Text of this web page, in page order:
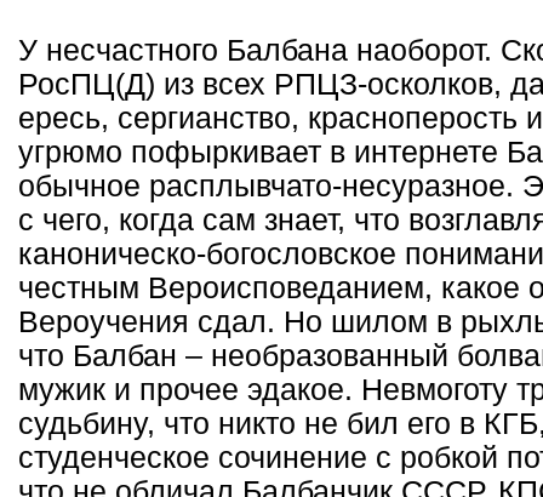
У несчастного Балбана наоборот.
РосПЦ(Д) из всех РПЦЗ-осколков,
ересь, сергианство, красноперость
угрюмо пофыркивает в интернете
обычное расплывчато-несуразное.
с чего, когда сам знает, что
каноническо-богословское
честным Вероисповеданием, какое
Вероучения сдал. Но шилом в
что Балбан – необразованный
мужик и прочее эдакое. Невмоготу
судьбину, что никто не бил его в
студенческое сочинение с робкой